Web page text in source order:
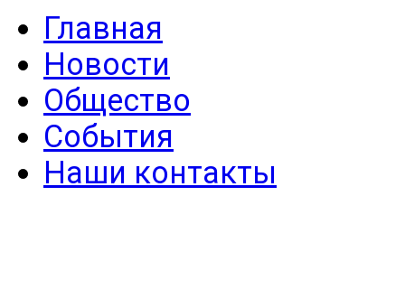
Главная
Новости
Общество
События
Наши контакты